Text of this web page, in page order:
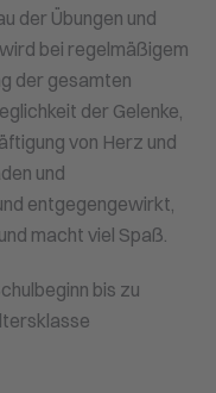
der Übungen und
bei regelmäßigem
der gesamten
der Gelenke,
von Herz und
und
entgegengewirkt,
macht viel Spaß.
bis zu